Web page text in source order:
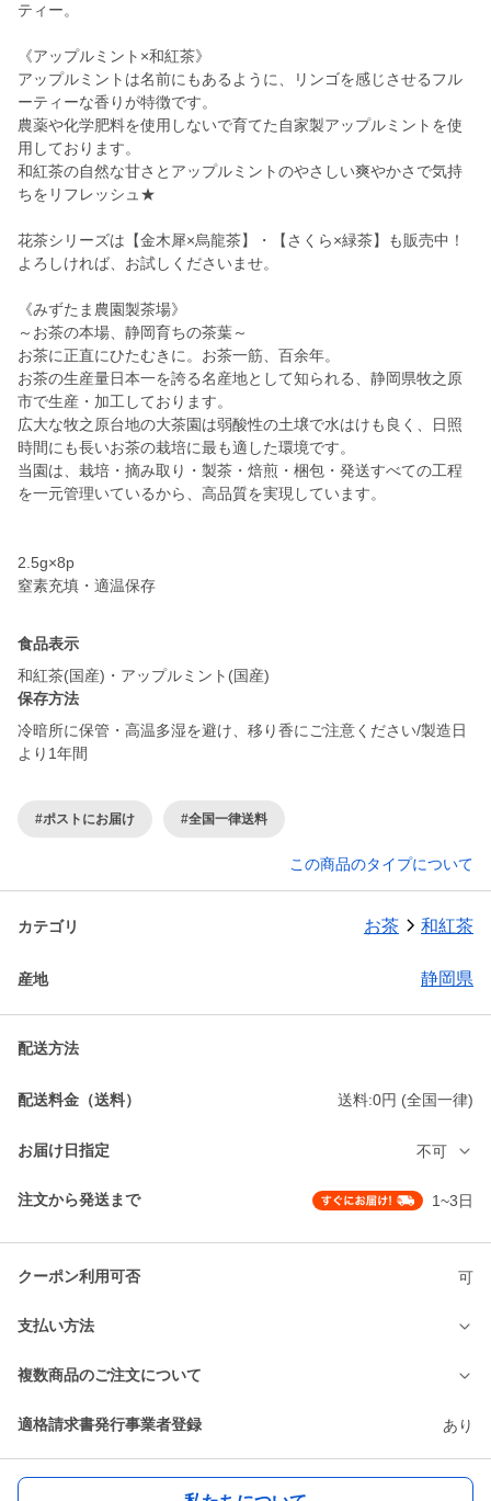
ティー。
《アップルミント×和紅茶》
アップルミントは名前にもあるように、リンゴを感じさせるフル
ーティーな香りが特徴です。
農薬や化学肥料を使用しないで育てた自家製アップルミントを使
用しております。
和紅茶の自然な甘さとアップルミントのやさしい爽やかさで気持
ちをリフレッシュ★
花茶シリーズは【金木犀×烏龍茶】・【さくら×緑茶】も販売中！
よろしければ、お試しくださいませ。
《みずたま農園製茶場》
～お茶の本場、静岡育ちの茶葉～
お茶に正直にひたむきに。お茶一筋、百余年。
お茶の生産量日本一を誇る名産地として知られる、静岡県牧之原
市で生産・加工しております。
広大な牧之原台地の大茶園は弱酸性の土壌で水はけも良く、日照
時間にも長いお茶の栽培に最も適した環境です。
当園は、栽培・摘み取り・製茶・焙煎・梱包・発送すべての工程
を一元管理いているから、高品質を実現しています。
2.5g×8p
窒素充填・適温保存
食品表示
和紅茶(国産)・アップルミント(国産)
保存方法
冷暗所に保管・高温多湿を避け、移り香にご注意ください/製造日
より1年間
#ポストにお届け #全国一律送料
この商品のタイプについて
カテゴリ お茶 和紅茶
産地 静岡県
配送方法
配送料金（送料） 送料:0円 (全国一律)
お届け日指定 不可
注文から発送まで 1~3日
クーポン利用可否 可
支払い方法
複数商品のご注文について
適格請求書発行事業者登録 あり